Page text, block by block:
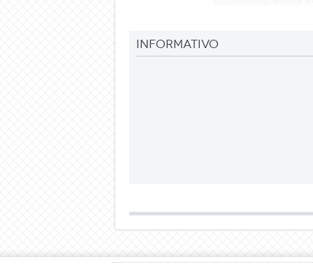
Informativo